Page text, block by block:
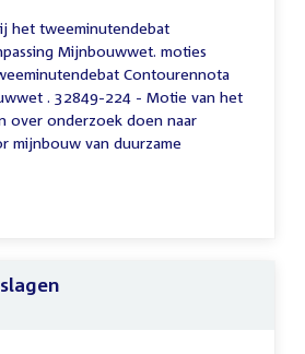
het tweeminutendebat
Mijnbouwwet. moties
Contourennota
. 32849-224 - Motie van het
over onderzoek doen naar
mijnbouw van duurzame